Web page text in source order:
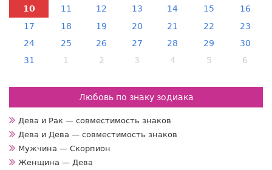
10
11 12 13 14 15
16
17
18 19 20 21 22
23
24
25 26 27 28 29
30
31
1 2 3 4 5 6
Любовь по знаку зодиака
Дева и Рак — совместимость знаков
Дева и Дева — совместимость знаков
Мужчина — Скорпион
Женщина — Дева